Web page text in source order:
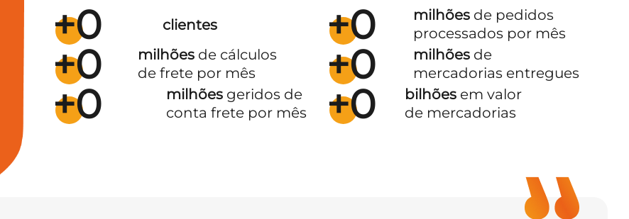
clientes
+0
milhões de cálculos
de frete por mês
+0
milhões geridos de
conta frete por mês
+0
milhões de pedidos
processados por mês
+0
milhões de
mercadorias entregues
+0
bilhões em valor
de mercadorias
+0